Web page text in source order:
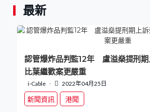
最新
認管爆炸品判監12年 盧溢燊提刑
比葉繼歡案更嚴重
i-Cable 2022年04月25日
新聞資訊 港聞